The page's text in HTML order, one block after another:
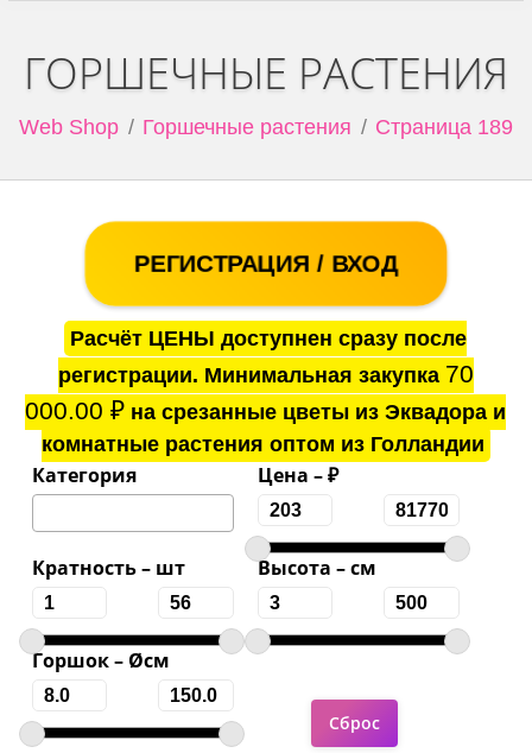
ГОРШЕЧНЫЕ РАСТЕНИЯ
Web Shop Горшечные растения Страница 189
РЕГИСТРАЦИЯ / ВХОД
Расчёт ЦЕНЫ доступнен сразу после
регистрации. Минимальная закупка 70
000.00₽ на срезанные цветы из Эквадора и
комнатные растения оптом из Голландии
Категория Цена – ₽
Кратность – шт Высота – см
Горшок – Øсм